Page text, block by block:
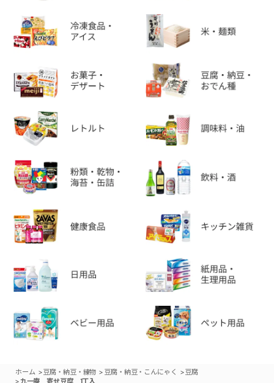
ホーム >豆腐・納豆・練物 > 豆腐・納豆・こんにゃく >豆腐
>九一庵 寄せ豆腐 1丁入